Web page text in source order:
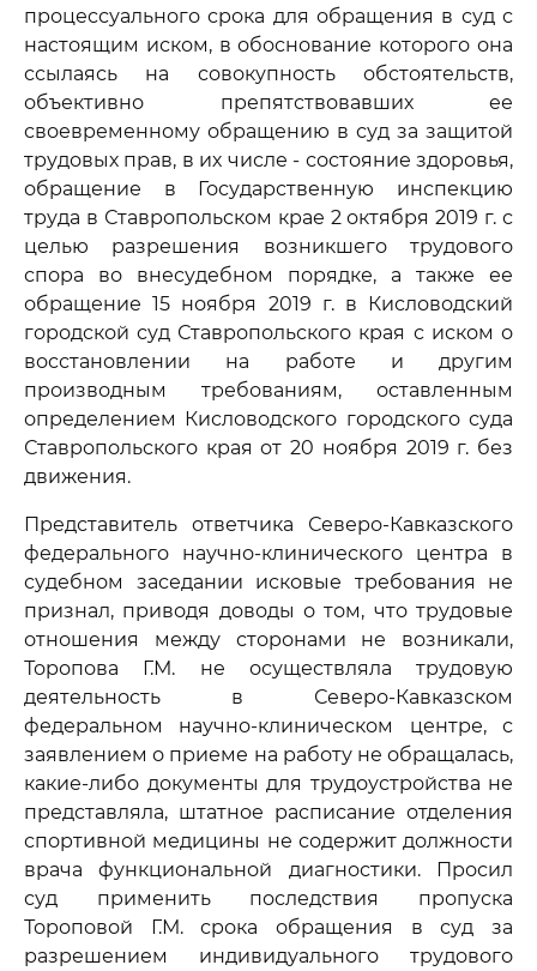
процессуального срока для обращения в суд с
настоящим иском, в обоснование которого она
ссылаясь на совокупность обстоятельств,
объективно препятствовавших ее
своевременному обращению в суд за защитой
трудовых прав, в их числе - состояние здоровья,
обращение в Государственную инспекцию
труда в Ставропольском крае 2 октября 2019 г. с
целью разрешения возникшего трудового
спора во внесудебном порядке, а также ее
обращение 15 ноября 2019 г. в Кисловодский
городской суд Ставропольского края с иском о
восстановлении на работе и другим
производным требованиям, оставленным
определением Кисловодского городского суда
Ставропольского края от 20 ноября 2019 г. без
движения.
Представитель ответчика Северо-Кавказского
федерального научно-клинического центра в
судебном заседании исковые требования не
признал, приводя доводы о том, что трудовые
отношения между сторонами не возникали,
Торопова Г.М. не осуществляла трудовую
деятельность в Северо-Кавказском
федеральном научно-клиническом центре, с
заявлением о приеме на работу не обращалась,
какие-либо документы для трудоустройства не
представляла, штатное расписание отделения
спортивной медицины не содержит должности
врача функциональной диагностики. Просил
суд применить последствия пропуска
Тороповой Г.М. срока обращения в суд за
разрешением индивидуального трудового